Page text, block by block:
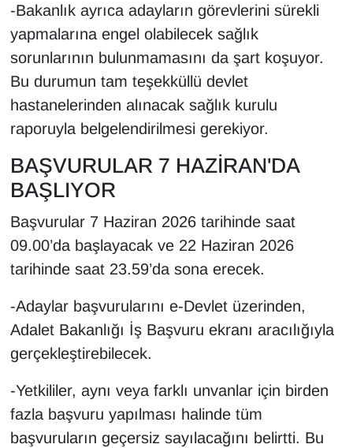
-Bakanlık ayrıca adayların görevlerini sürekli
yapmalarına engel olabilecek sağlık
sorunlarının bulunmamasını da şart koşuyor.
Bu durumun tam teşekküllü devlet
hastanelerinden alınacak sağlık kurulu
raporuyla belgelendirilmesi gerekiyor.
BAŞVURULAR 7 HAZİRAN'DA
BAŞLIYOR
Başvurular 7 Haziran 2026 tarihinde saat
09.00’da başlayacak ve 22 Haziran 2026
tarihinde saat 23.59’da sona erecek.
-Adaylar başvurularını e-Devlet üzerinden,
Adalet Bakanlığı İş Başvuru ekranı aracılığıyla
gerçekleştirebilecek.
-Yetkililer, aynı veya farklı unvanlar için birden
fazla başvuru yapılması halinde tüm
başvuruların geçersiz sayılacağını belirtti. Bu